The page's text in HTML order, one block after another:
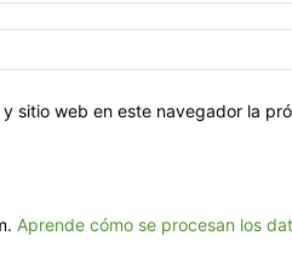
sitio web en este navegador la
Aprende cómo se procesan los